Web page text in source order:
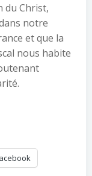
du Christ,
notre
et que la
nous habite